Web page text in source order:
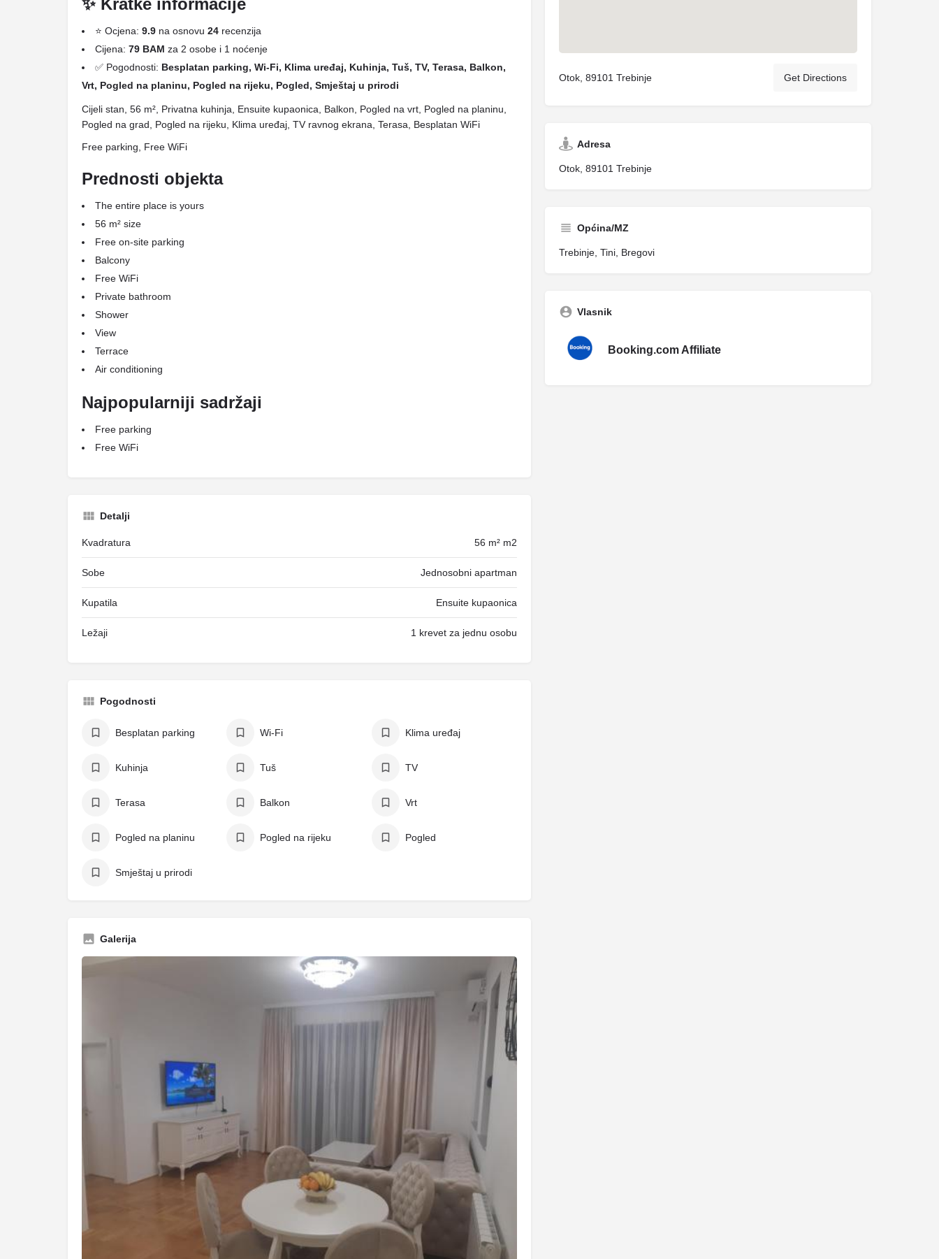
✨ Kratke informacije
⭐ Ocjena: 9.9 na osnovu 24 recenzija
Cijena: 79 BAM za 2 osobe i 1 noćenje
✅ Pogodnosti: Besplatan parking, Wi-Fi, Klima uređaj, Kuhinja, Tuš, TV, Terasa, Balkon,
Vrt, Pogled na planinu, Pogled na rijeku, Pogled, Smještaj u prirodi
Cijeli stan, 56 m², Privatna kuhinja, Ensuite kupaonica, Balkon, Pogled na vrt, Pogled na planinu,
Pogled na grad, Pogled na rijeku, Klima uređaj, TV ravnog ekrana, Terasa, Besplatan WiFi
Free parking, Free WiFi
Prednosti objekta
The entire place is yours
56 m² size
Free on-site parking
Balcony
Free WiFi
Private bathroom
Shower
View
Terrace
Air conditioning
Najpopularniji sadržaji
Free parking
Free WiFi
Detalji
Kvadratura 56 m² m2
Sobe Jednosobni apartman
Kupatila Ensuite kupaonica
Ležaji 1 krevet za jednu osobu
Pogodnosti
Besplatan parking Wi-Fi Klima uređaj
Kuhinja Tuš TV
Terasa Balkon Vrt
Pogled na planinu Pogled na rijeku Pogled
Smještaj u prirodi
Galerija
Otok, 89101 Trebinje Get Directions
Adresa
Otok, 89101 Trebinje
Općina/MZ
Trebinje, Tini, Bregovi
Vlasnik
Booking.com Affiliate